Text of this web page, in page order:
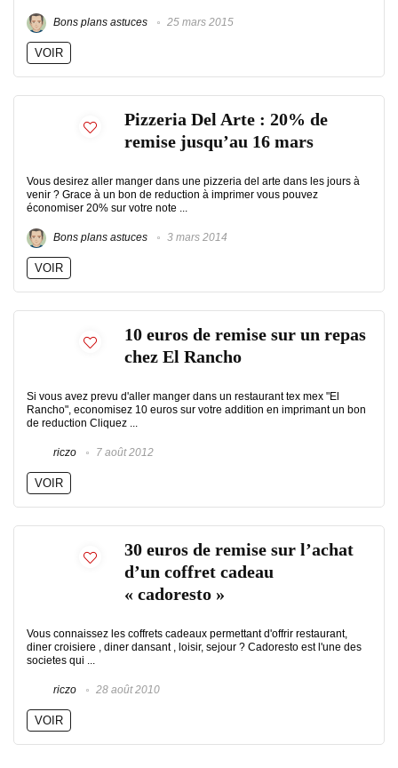
Bons plans astuces 25 mars 2015
VOIR
Pizzeria Del Arte : 20% de
remise jusqu’au 16 mars
Vous desirez aller manger dans une pizzeria del arte dans les jours à
venir ? Grace à un bon de reduction à imprimer vous pouvez
économiser 20% sur votre note ...
Bons plans astuces 3 mars 2014
VOIR
10 euros de remise sur un repas
chez El Rancho
Si vous avez prevu d'aller manger dans un restaurant tex mex "El
Rancho", economisez 10 euros sur votre addition en imprimant un bon
de reduction Cliquez ...
riczo 7 août 2012
VOIR
30 euros de remise sur l’achat
d’un coffret cadeau
« cadoresto »
Vous connaissez les coffrets cadeaux permettant d'offrir restaurant,
diner croisiere , diner dansant , loisir, sejour ? Cadoresto est l'une des
societes qui ...
riczo 28 août 2010
VOIR